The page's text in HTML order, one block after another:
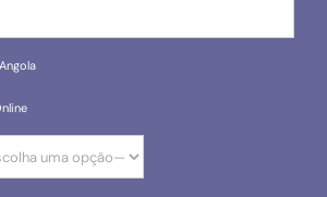
Angola